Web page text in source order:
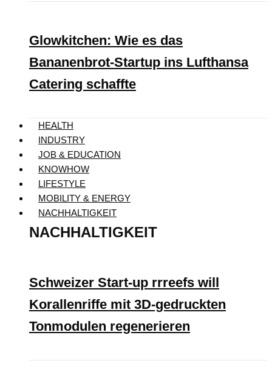
Glowkitchen: Wie es das
Bananenbrot-Startup ins Lufthansa
Catering schaffte
HEALTH
INDUSTRY
JOB & EDUCATION
KNOWHOW
LIFESTYLE
MOBILITY & ENERGY
NACHHALTIGKEIT
NACHHALTIGKEIT
Schweizer Start-up rrreefs will
Korallenriffe mit 3D-gedruckten
Tonmodulen regenerieren